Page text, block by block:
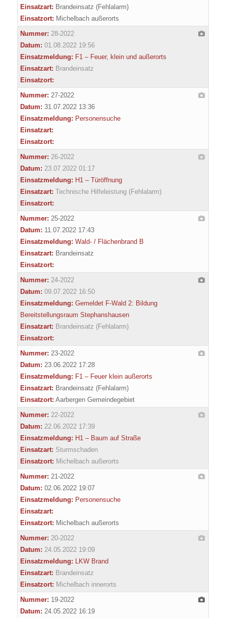
Einsatzart: Brandeinsatz (Fehlalarm)
Einsatzort: Michelbach außerorts
Nummer: 28-2022
Datum: 01.08.2022 19:56
Einsatzmeldung: F1 – Feuer, klein und außerorts
Einsatzart: Brandeinsatz
Einsatzort:
Nummer: 27-2022
Datum: 31.07.2022 13:36
Einsatzmeldung: Personensuche
Einsatzart:
Einsatzort:
Nummer: 26-2022
Datum: 23.07.2022 01:17
Einsatzmeldung: H1 – Türöffnung
Einsatzart: Technische Hilfeleistung (Fehlalarm)
Einsatzort:
Nummer: 25-2022
Datum: 11.07.2022 17:43
Einsatzmeldung: Wald- / Flächenbrand B
Einsatzart: Brandeinsatz
Einsatzort:
Nummer: 24-2022
Datum: 09.07.2022 16:50
Einsatzmeldung: Gemeldet F-Wald 2: Bildung
Bereitstellungsraum Stephanshausen
Einsatzart: Brandeinsatz (Fehlalarm)
Einsatzort:
Nummer: 23-2022
Datum: 23.06.2022 17:28
Einsatzmeldung: F1 – Feuer klein außerorts
Einsatzart: Brandeinsatz (Fehlalarm)
Einsatzort: Aarbergen Gemeindegebiet
Nummer: 22-2022
Datum: 22.06.2022 17:39
Einsatzmeldung: H1 – Baum auf Straße
Einsatzart: Sturmschaden
Einsatzort: Michelbach außerorts
Nummer: 21-2022
Datum: 02.06.2022 19:07
Einsatzmeldung: Personensuche
Einsatzart:
Einsatzort: Michelbach außerorts
Nummer: 20-2022
Datum: 24.05.2022 19:09
Einsatzmeldung: LKW Brand
Einsatzart: Brandeinsatz
Einsatzort: Michelbach innerorts
Nummer: 19-2022
Datum: 24.05.2022 16:19